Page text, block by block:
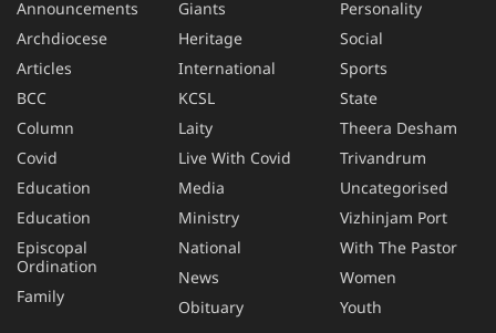
Announcements
Archdiocese
Articles
BCC
Column
Covid
Education
Education
Episcopal
Ordination
Family
Giants
Heritage
International
KCSL
Laity
Live With Covid
Media
Ministry
National
News
Obituary
Personality
Social
Sports
State
Theera Desham
Trivandrum
Uncategorised
Vizhinjam Port
With The Pastor
Women
Youth